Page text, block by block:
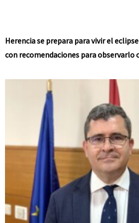
Herencia se prepara para vivir el
con recomendaciones para observarlo